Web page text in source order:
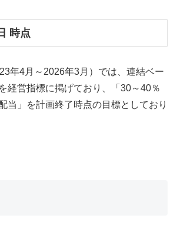
時点
年4月～2026年3月）では、連結ベー
経営指標に掲げており、「30～40％
当」を計画終了時点の目標としており